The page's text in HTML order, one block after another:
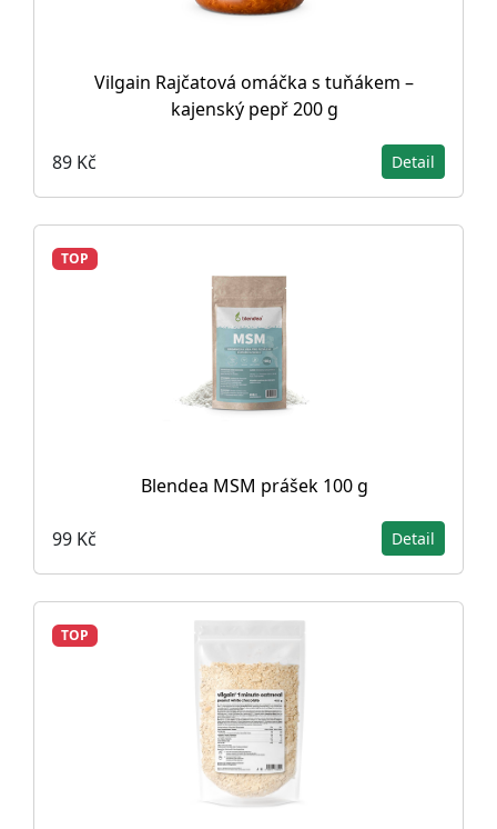
Vilgain Rajčatová omáčka s tuňákem –
kajenský pepř 200 g
89 Kč Detail
TOP
Blendea MSM prášek 100 g
99 Kč Detail
TOP